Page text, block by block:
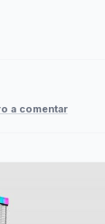
a comentar